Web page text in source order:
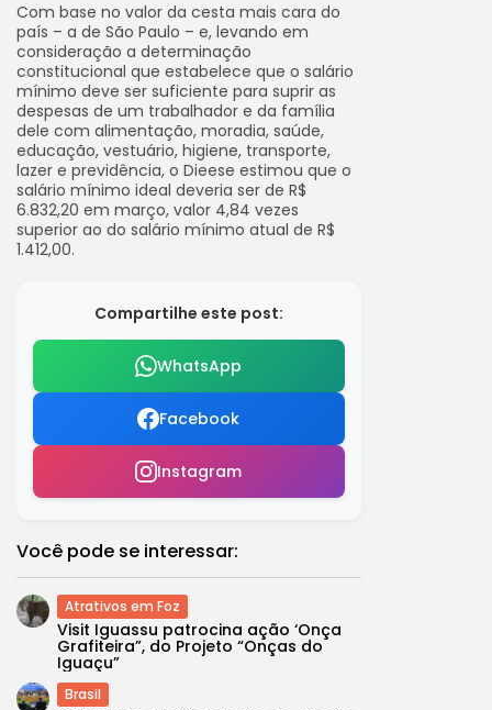
Com base no valor da cesta mais cara do
país – a de São Paulo – e, levando em
consideração a determinação
constitucional que estabelece que o salário
mínimo deve ser suficiente para suprir as
despesas de um trabalhador e da família
dele com alimentação, moradia, saúde,
educação, vestuário, higiene, transporte,
lazer e previdência, o Dieese estimou que o
salário mínimo ideal deveria ser de R$
6.832,20 em março, valor 4,84 vezes
superior ao do salário mínimo atual de R$
1.412,00.
Compartilhe este post:
WhatsApp
Facebook
Instagram
Você pode se interessar:
Atrativos em Foz
Visit Iguassu patrocina ação ‘Onça
Grafiteira”, do Projeto “Onças do
Iguaçu”
Brasil